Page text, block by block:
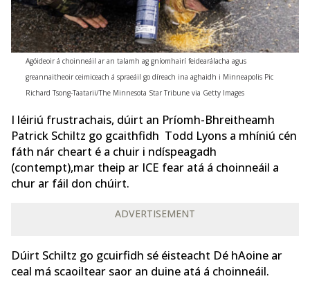
Agóideoir á choinneáil ar an talamh ag gníomhairí feidearálacha agus
greannaitheoir ceimiceach á spraeáil go díreach ina aghaidh i Minneapolis Pic
Richard Tsong-Taatarii/The Minnesota Star Tribune via Getty Images
I léiriú frustrachais, dúirt an Príomh-Bhreitheamh
Patrick Schiltz go gcaithfidh Todd Lyons a mhíniú cén
fáth nár cheart é a chuir i ndíspeagadh
(contempt),mar theip ar ICE fear atá á choinneáil a
chur ar fáil don chúirt.
ADVERTISEMENT
Dúirt Schiltz go gcuirfidh sé éisteacht Dé hAoine ar
ceal má scaoiltear saor an duine atá á choinneáil.